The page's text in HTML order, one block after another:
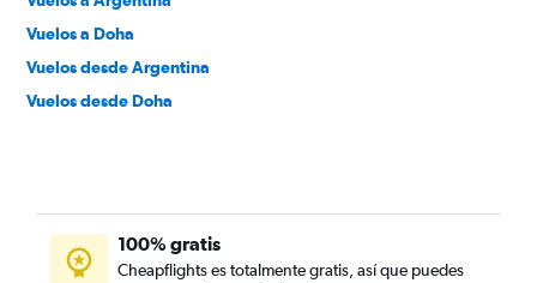
Vuelos a Doha
Vuelos desde Argentina
Vuelos desde Doha
100% gratis
Cheapflights es totalmente gratis, así que puedes